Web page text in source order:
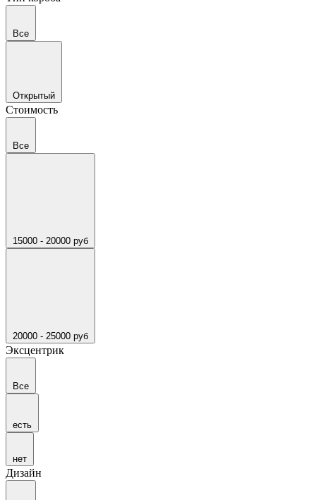
Все
Открытый
Стоимость
Все
15000 - 20000 руб
20000 - 25000 руб
Эксцентрик
Все
есть
нет
Дизайн